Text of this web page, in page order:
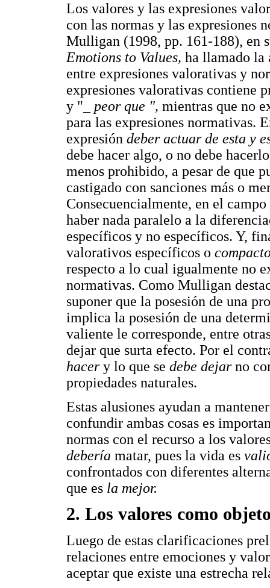
Los valores y las expresiones
con las normas y las expresiones
Mulligan (1998, pp. 161-188), en
Emotions to Values, ha llamado la
entre expresiones valorativas y
expresiones valorativas contiene
y "_ peor que ", mientras que no
para las expresiones normativas.
expresión deber actuar de esta y
debe hacer algo, o no debe
menos prohibido, a pesar de que
castigado con sanciones más o
Consecuencialmente, en el
haber nada paralelo a la
específicos y no específicos. Y,
valorativos específicos o
respecto a lo cual igualmente no
normativas. Como Mulligan
suponer que la posesión de una
implica la posesión de una
valiente le corresponde, entre
dejar que surta efecto. Por el
hacery lo que se debe dejarno
propiedades naturales.
Estas alusiones ayudan a
confundir ambas cosas es
normas con el recurso a los
debería matar, pues la vida es
confrontados con diferentes
que es la mejor.
2. Los valores como
Luego de estas clarificaciones
relaciones entre emociones y
aceptar que existe una estrecha